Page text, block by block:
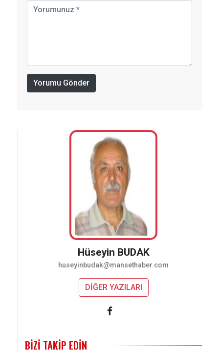
Yorumu Gönder
Hüseyin BUDAK
huseyinbudak@mansethaber.com
DİĞER YAZILARI
BIZI TAKIP EDIN